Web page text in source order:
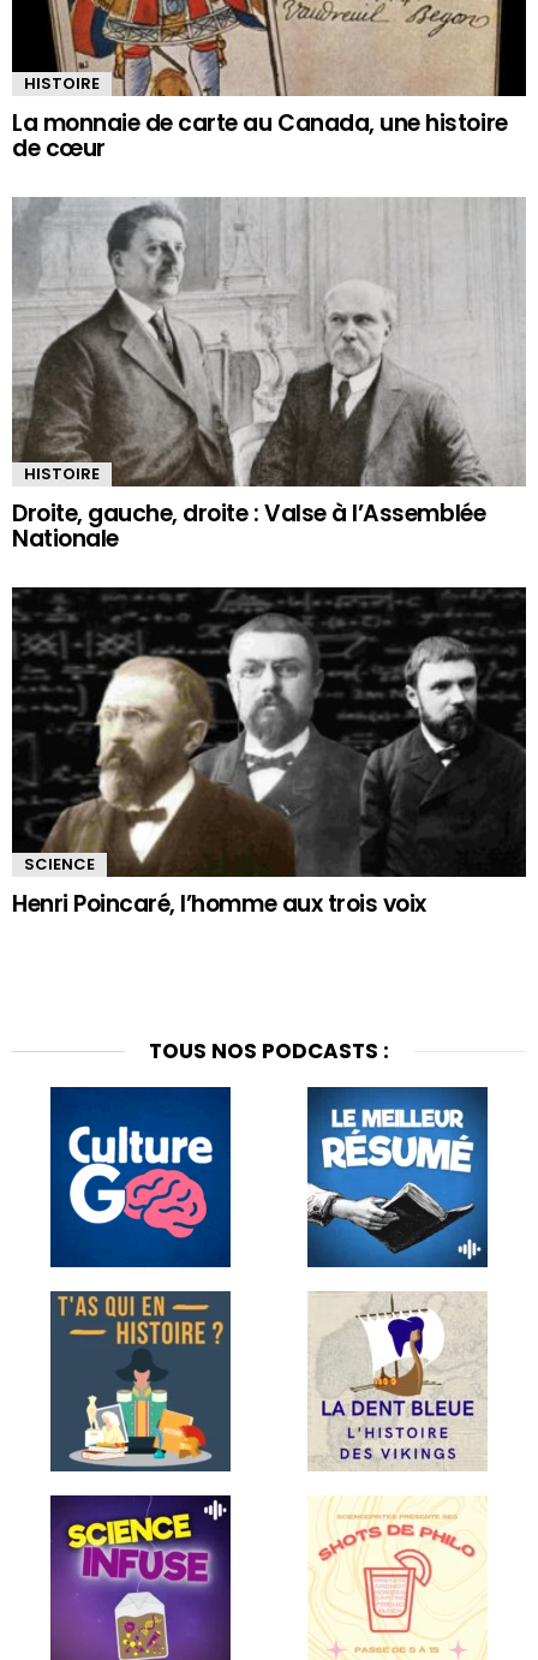
HISTOIRE
La monnaie de carte au Canada, une histoire
de cœur
HISTOIRE
Droite, gauche, droite : Valse à l’Assemblée
Nationale
SCIENCE
Henri Poincaré, l’homme aux trois voix
TOUS NOS PODCASTS :